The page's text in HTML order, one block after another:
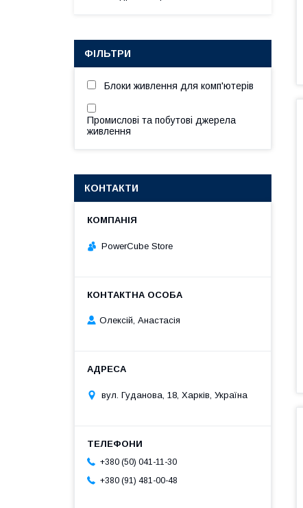
ФІЛЬТРИ
Блоки живлення для комп'ютерів
Промислові та побутові джерела
живлення
КОНТАКТИ
PowerCube Store
Олексій, Анастасія
вул. Гуданова, 18, Харків, Україна
+380 (50) 041-11-30
+380 (91) 481-00-48